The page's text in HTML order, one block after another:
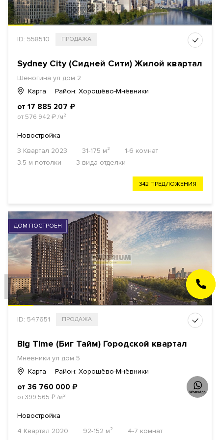
ID: 558510 ПРОДАЖА
Sydney City (Сидней Сити) Жилой квартал
Шеногина ул дом 2
Карта
Район: Хорошёво-Мнёвники
от 17 885 207 ₽
от 576 942 ₽/м²
Новостройка
3 Квартал 2023
31-175 м²
1-6 комнат
3.5 м потолки
3 вида отделки
342 ПРЕДЛОЖЕНИЯ
ДОМ ПОСТРОЕН
ID: 547651 ПРОДАЖА
Big Time (Биг Тайм) Городской квартал
Мневники ул дом 5
Карта
Район: Хорошёво-Мнёвники
от 36 760 000 ₽
от 399 565 ₽/м²
Новостройка
4 Квартал 2020
92-152 м²
4-7 комнат
ЗАКАЗАТЬ
ЗВОНОК